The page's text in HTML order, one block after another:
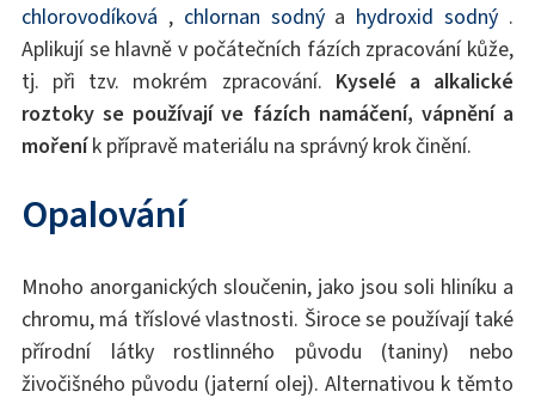
chlorovodíková , chlornan sodnýa hydroxid sodný .
Aplikují se hlavně v počátečních fázích zpracování kůže,
tj. při tzv. mokrém zpracování. Kyselé a alkalické
roztoky se používají ve fázích namáčení, vápnění a
mořeník přípravě materiálu na správný krok činění.
Opalování
Mnoho anorganických sloučenin, jako jsou soli hliníku a
chromu, má tříslové vlastnosti. Široce se používají také
přírodní látky rostlinného původu (taniny) nebo
živočišného původu (jaterní olej). Alternativou k těmto